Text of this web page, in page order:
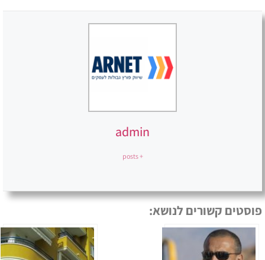
admin
+ posts
פוסטים קשורים לנושא: